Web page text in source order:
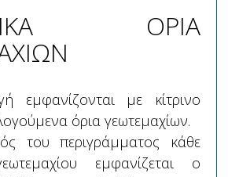
ΟΡΙΑ
εμφανίζονται με κίτρινο
όρια γεωτεμαχίων.
του περιγράμματος κάθε
εμφανίζεται ο